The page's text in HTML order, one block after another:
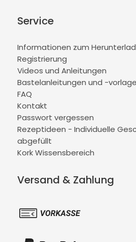
Service
Informationen zum
Registrierung
Videos und Anleitungen
Bastelanleitungen und -
FAQ
Kontakt
Passwort vergessen
Rezeptideen - Individuelle
abgefüllt
Kork Wissensbereich
Versand & Zahlung